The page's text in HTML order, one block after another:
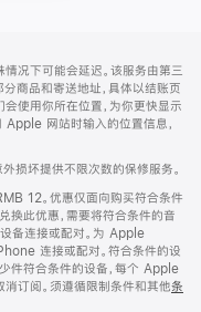
况下可能会延迟。该服务由第三
商品和寄送地址，具体以结账页
会使用你所在位置，为你更快显示
Apple 网站时输入的位置信息，
坏提供不限次数的保修服务。
12。优惠仅面向购买符合条件
此优惠，需要将符合条件的音
备连接或配对。为 Apple
连接或配对。符合条件的设
件符合条件的设备，每个 Apple
消订阅。须遵循限制条件和其他条